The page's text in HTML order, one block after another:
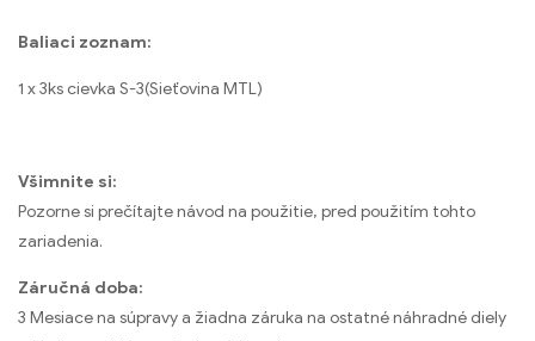
Baliaci zoznam:
1 x 3ks cievka S-3(Sieťovina MTL)
Všimnite si:
Pozorne si prečítajte návod na použitie, pred použitím tohto
zariadenia.
Záručná doba:
3 Mesiace na súpravy a žiadna záruka na ostatné náhradné diely